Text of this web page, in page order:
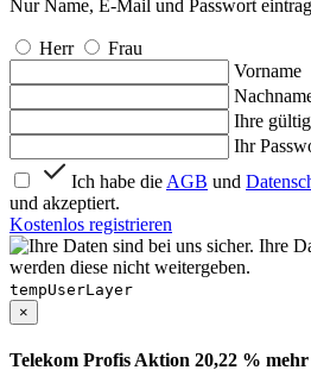
Nur Name, E-Mail und Passwort
Herr
Frau
Vorname
Ihre
Ihr
Ich habe die AGB und
und akzeptiert.
Kostenlos registrieren
Ihre
werden diese nicht weitergeben.
tempUserLayer
×
Telekom Profis Aktion 20,22 %